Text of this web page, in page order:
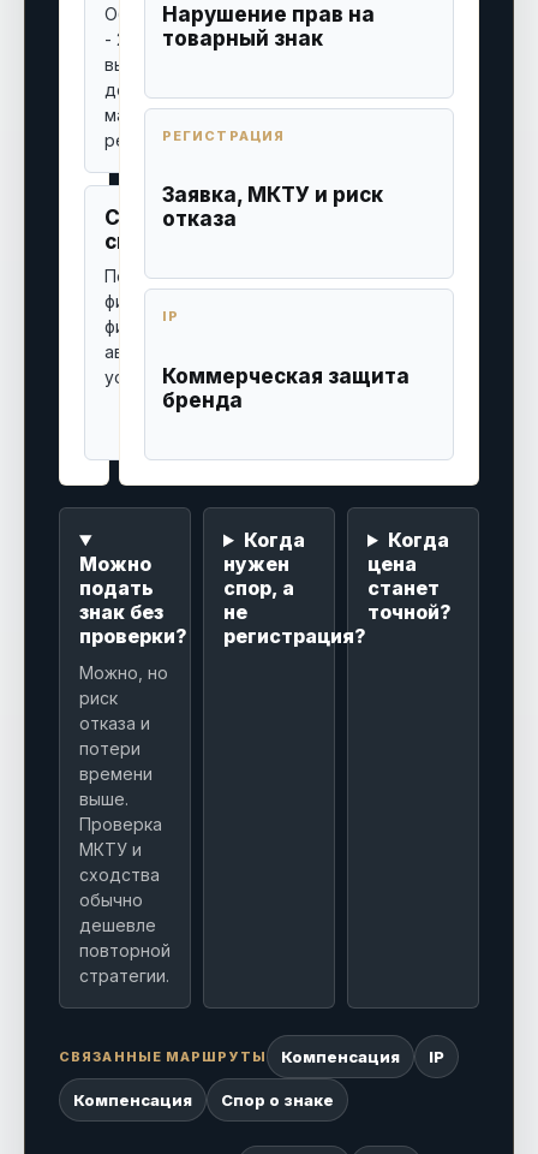
Обычно 30 000
- 200 000 руб.:
вывод, риски,
документы и
маршрут
решения.
Индивидуально,
если нужна
практика и
расчет позиции.
Сопровождение
спора
Почасовая модель,
фикс за кейс или
фиксированный
аванс + гонорар
успеха.
Разовое
Обычно 10
считаем
после
Нарушение прав на
товарный знак
РЕГИСТРАЦИЯ
Заявка, МКТУ и риск
отказа
IP
Коммерческая защита
бренда
Можно
подать
знак без
проверки?
Можно, но
риск
отказа и
потери
времени
выше.
Проверка
МКТУ и
сходства
обычно
дешевле
повторной
стратегии.
Когда
нужен
спор, а
не
регистрация?
Когда
цена
станет
точной?
СВЯЗАННЫЕ МАРШРУТЫ Компенсация IP
Компенсация Спор о знаке